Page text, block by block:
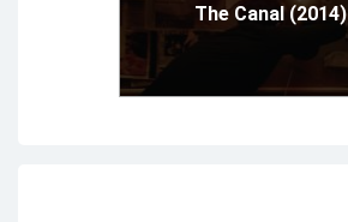
The Canal (2014)